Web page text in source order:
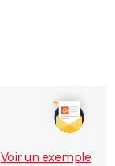
Voir un exemple